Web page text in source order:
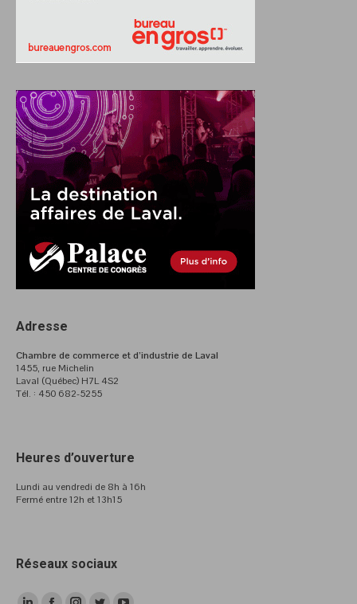
Adresse
Chambre de commerce et d’industrie de Laval
1455, rue Michelin
Laval (Québec) H7L 4S2
Tél. : 450 682-5255
Heures d’ouverture
Lundi au vendredi de 8h à 16h
Fermé entre 12h et 13h15
Réseaux sociaux